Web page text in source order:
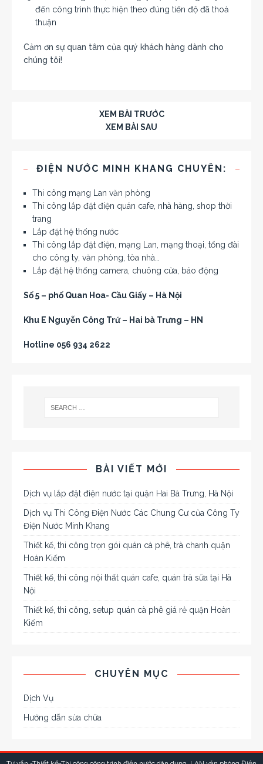
đến công trình thực hiện theo đúng tiến độ đã thoả
thuận
Cảm ơn sự quan tâm của quý khách hàng dành cho
chúng tôi!
XEM BÀI TRƯỚC
XEM BÀI SAU
ĐIỆN NƯỚC MINH KHANG CHUYÊN:
Thi công mạng Lan văn phòng
Thi công lắp đặt điện quán cafe, nhà hàng, shop thời
trang
Lắp đặt hệ thống nước
Thi công lắp đặt điện, mạng Lan, mạng thoại, tổng đài
cho công ty, văn phòng, tòa nhà…
Lắp đặt hệ thống camera, chuông cửa, báo động
Số 5 – phố Quan Hoa- Cầu Giấy – Hà Nội
Khu E Nguyễn Công Trứ – Hai bà Trưng – HN
Hotline 056 934 2622
BÀI VIẾT MỚI
Dịch vụ lắp đặt điện nước tại quận Hai Bà Trưng, Hà Nội
Dịch vụ Thi Công Điện Nước Các Chung Cư của Công Ty
Điện Nước Minh Khang
Thiết kế, thi công trọn gói quán cà phê, trà chanh quận
Hoàn Kiếm
Thiết kế, thi công nội thất quán cafe, quán trà sữa tại Hà
Nội
Thiết kế, thi công, setup quán cà phê giá rẻ quận Hoàn
Kiếm
CHUYÊN MỤC
Dịch Vụ
Hướng dẫn sửa chữa